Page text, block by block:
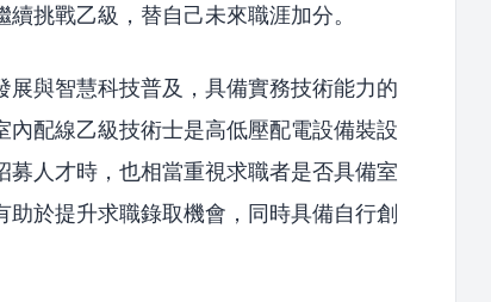
挑戰乙級，替自己未來職涯加分。
與智慧科技普及，具備實務技術能力的
配線乙級技術士是高低壓配電設備裝設
人才時，也相當重視求職者是否具備室
於提升求職錄取機會，同時具備自行創